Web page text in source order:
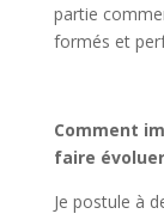
partie
formés et
Comment
faire
Je postule à